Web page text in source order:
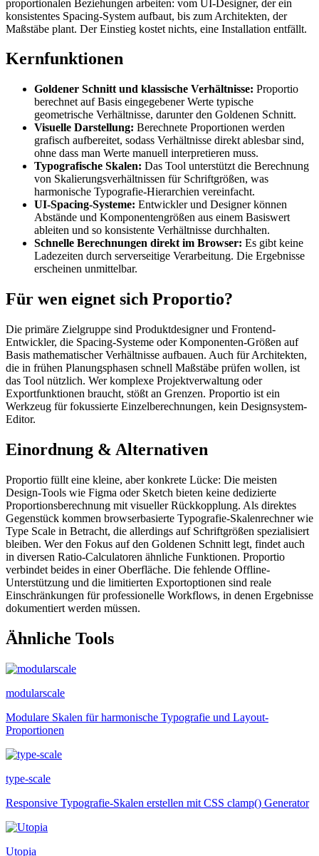
proportionalen Beziehungen arbeiten: vom UI-Designer, der ein
konsistentes Spacing-System aufbaut, bis zum Architekten, der
Maßstäbe plant. Der Einstieg kostet nichts, eine Installation entfällt.
Kernfunktionen
Goldener Schnitt und klassische Verhältnisse: Proportio
berechnet auf Basis eingegebener Werte typische
geometrische Verhältnisse, darunter den Goldenen Schnitt.
Visuelle Darstellung: Berechnete Proportionen werden
grafisch aufbereitet, sodass Verhältnisse direkt ablesbar sind,
ohne dass man Werte manuell interpretieren muss.
Typografische Skalen: Das Tool unterstützt die Berechnung
von Skalierungsverhältnissen für Schriftgrößen, was
harmonische Typografie-Hierarchien vereinfacht.
UI-Spacing-Systeme: Entwickler und Designer können
Abstände und Komponentengrößen aus einem Basiswert
ableiten und so konsistente Verhältnisse durchhalten.
Schnelle Berechnungen direkt im Browser: Es gibt keine
Ladezeiten durch serverseitige Verarbeitung. Die Ergebnisse
erscheinen unmittelbar.
Für wen eignet sich Proportio?
Die primäre Zielgruppe sind Produktdesigner und Frontend-
Entwickler, die Spacing-Systeme oder Komponenten-Größen auf
Basis mathematischer Verhältnisse aufbauen. Auch für Architekten,
die in frühen Planungsphasen schnell Maßstäbe prüfen wollen, ist
das Tool nützlich. Wer komplexe Projektverwaltung oder
Exportfunktionen braucht, stößt an Grenzen. Proportio ist ein
Werkzeug für fokussierte Einzelberechnungen, kein Designsystem-
Editor.
Einordnung & Alternativen
Proportio füllt eine kleine, aber konkrete Lücke: Die meisten
Design-Tools wie Figma oder Sketch bieten keine dedizierte
Proportionsberechnung mit visueller Rückkopplung. Als direktes
Gegenstück kommen browserbasierte Typografie-Skalenrechner wie
Type Scale in Betracht, die allerdings auf Schriftgrößen spezialisiert
bleiben. Wer den Fokus auf den Goldenen Schnitt legt, findet auch
in diversen Ratio-Calculatoren ähnliche Funktionen. Proportio
verbindet beides in einer Oberfläche. Die fehlende Offline-
Unterstützung und die limitierten Exportoptionen sind reale
Einschränkungen für professionelle Workflows, in denen Ergebnisse
dokumentiert werden müssen.
Ähnliche Tools
modularscale
Modulare Skalen für harmonische Typografie und Layout-
Proportionen
type-scale
Responsive Typografie-Skalen erstellen mit CSS clamp() Generator
Utopia